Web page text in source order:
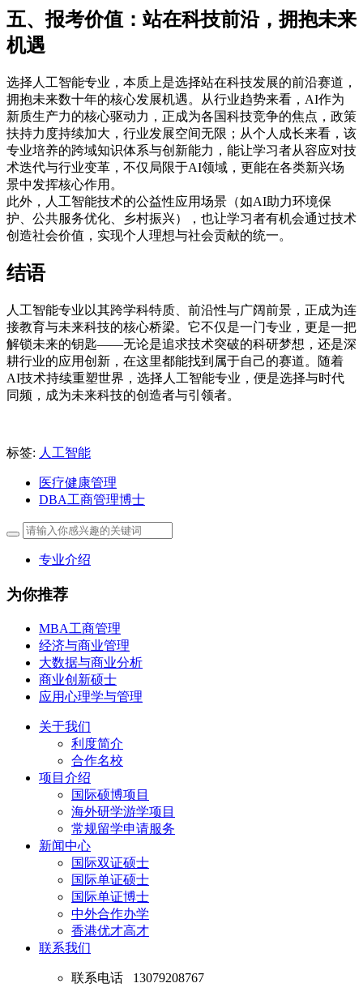
五、报考价值：站在科技前沿，拥抱未来
机遇
选择人工智能专业，本质上是选择站在科技发展的前沿赛道，
拥抱未来数十年的核心发展机遇。从行业趋势来看，AI作为
新质生产力的核心驱动力，正成为各国科技竞争的焦点，政策
扶持力度持续加大，行业发展空间无限；从个人成长来看，该
专业培养的跨域知识体系与创新能力，能让学习者从容应对技
术迭代与行业变革，不仅局限于AI领域，更能在各类新兴场
景中发挥核心作用。
此外，人工智能技术的公益性应用场景（如AI助力环境保
护、公共服务优化、乡村振兴），也让学习者有机会通过技术
创造社会价值，实现个人理想与社会贡献的统一。
结语
人工智能专业以其跨学科特质、前沿性与广阔前景，正成为连
接教育与未来科技的核心桥梁。它不仅是一门专业，更是一把
解锁未来的钥匙——无论是追求技术突破的科研梦想，还是深
耕行业的应用创新，在这里都能找到属于自己的赛道。随着
AI技术持续重塑世界，选择人工智能专业，便是选择与时代
同频，成为未来科技的创造者与引领者。
标签: 人工智能
医疗健康管理
DBA工商管理博士
专业介绍
为你推荐
MBA工商管理
经济与商业管理
大数据与商业分析
商业创新硕士
应用心理学与管理
关于我们
利度简介
合作名校
项目介绍
国际硕博项目
海外研学游学项目
常规留学申请服务
新闻中心
国际双证硕士
国际单证硕士
国际单证博士
中外合作办学
香港优才高才
联系我们
联系电话 13079208767